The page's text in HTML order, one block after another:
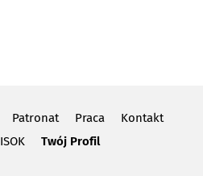
Patronat Praca
Kontakt
ISOK Twój Profil